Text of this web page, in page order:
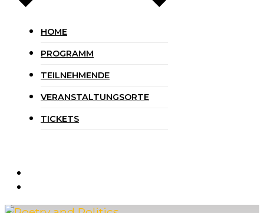
HOME
PROGRAMM
TEILNEHMENDE
VERANSTALTUNGSORTE
TICKETS